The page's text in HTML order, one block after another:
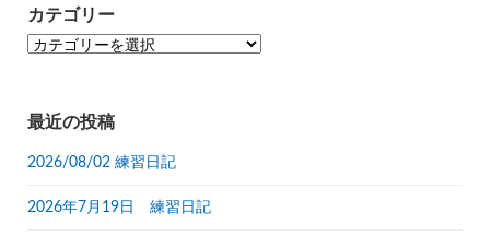
カテゴリー
カ
リ
ー
最近の投稿
2026/08/02 練習日記
2026年7月19日 練習日記